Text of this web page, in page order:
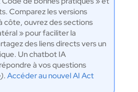
Comparez les versions
côte, ouvrez des sections
» pour faciliter la
des liens directs vers un
Un chatbot IA
à vos questions
. Accéder au nouvel AI Act